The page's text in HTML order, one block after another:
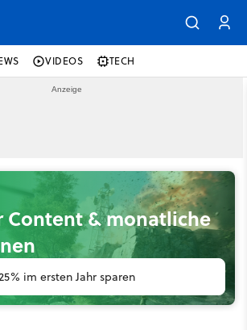
VIDEOS TECH
Content & monatliche
im ersten Jahr sparen